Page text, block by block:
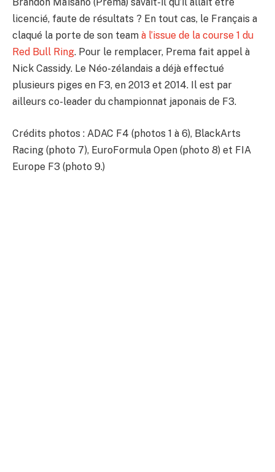
licencié, faute de résultats ? En tout cas, le Français a
claqué la porte de son team à l’issue de la course 1 du
Red Bull Ring. Pour le remplacer, Prema fait appel à
Nick Cassidy. Le Néo-zélandais a déjà effectué
plusieurs piges en F3, en 2013 et 2014. Il est par
ailleurs co-leader du championnat japonais de F3.
Crédits photos : ADAC F4 (photos 1 à 6), BlackArts
Racing (photo 7), EuroFormula Open (photo 8) et FIA
Europe F3 (photo 9.)